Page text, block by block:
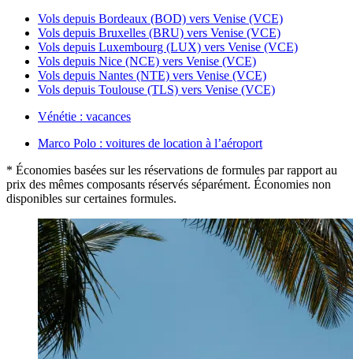
Vols depuis Bordeaux (BOD) vers Venise (VCE)
Vols depuis Bruxelles (BRU) vers Venise (VCE)
Vols depuis Luxembourg (LUX) vers Venise (VCE)
Vols depuis Nice (NCE) vers Venise (VCE)
Vols depuis Nantes (NTE) vers Venise (VCE)
Vols depuis Toulouse (TLS) vers Venise (VCE)
Vénétie : vacances
Marco Polo : voitures de location à l’aéroport
* Économies basées sur les réservations de formules par rapport au
prix des mêmes composants réservés séparément. Économies non
disponibles sur certaines formules.